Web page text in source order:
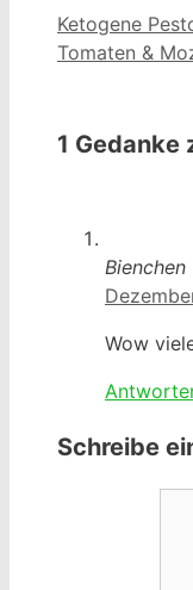
Ketogene
Tomaten &
1 Gedanke
Bienchen
Wow
Schreibe